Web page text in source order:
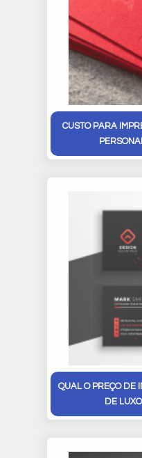
CUSTO PARA
QUAL O PREÇO DE
DE